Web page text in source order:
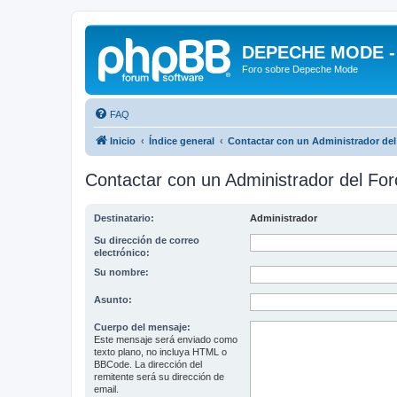
DEPECHE MODE
Foro sobre Depeche Mode
FAQ
Inicio Índice general Contactar con un Administrador
Contactar con un Administrador del
Destinatario: Administrador
Su dirección de correo
electrónico:
Su nombre:
Asunto:
Cuerpo del mensaje:
Este mensaje será enviado como
texto plano, no incluya HTML o
BBCode. La dirección del
remitente será su dirección de
email.